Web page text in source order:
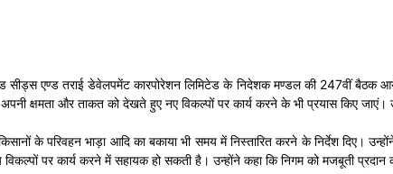
सीड्स एण्ड तराई डेवेलपमेंट कारपोरेशन लिमिटेड के निदेशक मण्डल की 247वीं बैठक
अपनी क्षमता और ताकत को देखते हुए नए विकल्पों पर कार्य करने के भी प्रयास किए
के परिवहन भाड़ा आदि का बकाया भी समय में निस्तारित करने के निर्देश दिए।
पर कार्य करने में सहायक हो सकती है। उन्होंने कहा कि निगम को मजबूती प्रदान